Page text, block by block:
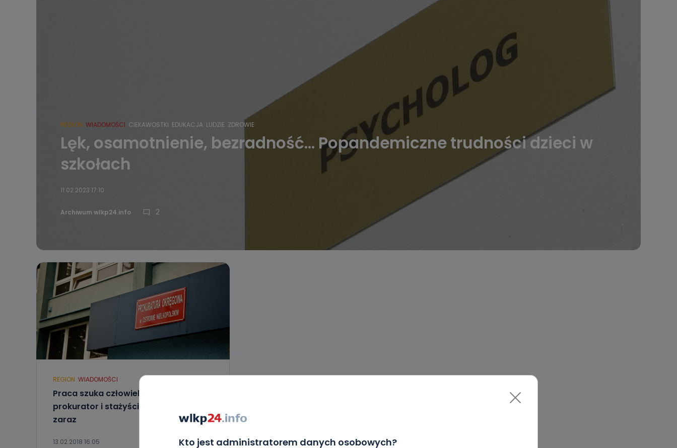
Kto jest administratorem danych osobowych?
REGION WIADOMOŚCI CIEKAWOSTKI EDUKACJA LUDZIE ZDROWIE
Lęk, osamotnienie, bezradność… Popandemiczne trudności dzieci w
szkołach
11.02.2023 17:10
Archiwum wlkp24.info 2
REGION WIADOMOŚCI
Praca szuka człowieka. Sekretarz,
prokurator i stażyści potrzebni od
zaraz
13.02.2018 16:05